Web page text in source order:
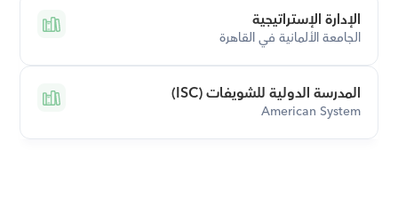
الإدارة الإستراتيجية
الجامعة الألمانية في القاهرة
المدرسة الدولية للشويفات (ISC)
American System